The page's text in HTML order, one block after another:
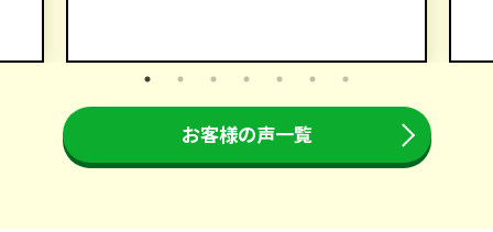
お客様の声一覧